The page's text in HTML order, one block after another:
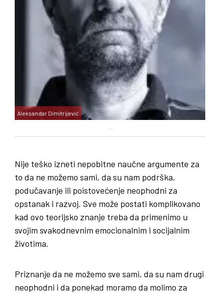
Aleksandar Dimitrijević
Nije teško izneti nepobitne naučne argumente za
to da ne možemo sami, da su nam podrška,
podučavanje ili poistovećenje neophodni za
opstanak i razvoj. Sve može postati komplikovano
kad ovo teorijsko znanje treba da primenimo u
svojim svakodnevnim emocionalnim i socijalnim
životima.
Priznanje da ne možemo sve sami, da su nam drugi
neophodni i da ponekad moramo da molimo za